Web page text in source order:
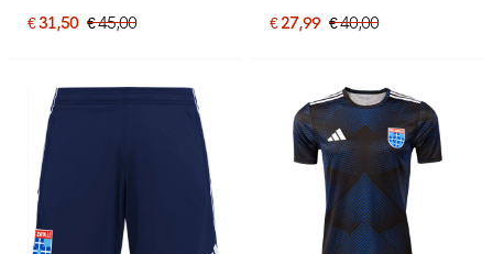
€ 31,50 € 45,00
€ 27,99 € 40,00